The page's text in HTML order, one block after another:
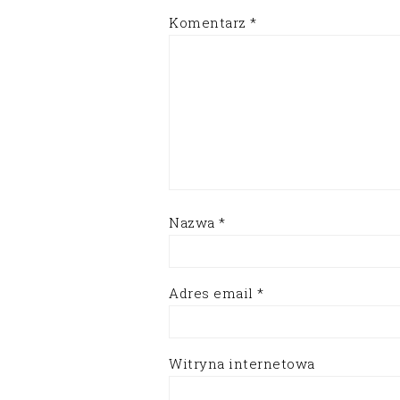
Komentarz *
Nazwa *
Adres email *
Witryna internetowa